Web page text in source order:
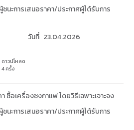
นะการเสนอราคา/ประกาศผู้ได้รับการ
วันที่ 23.04.2026
ดาวน์โหลด
4 ครั้ง
ซื้อเครื่องชงกาแฟ โดยวิธีเฉพาะเจาะจง
นะการเสนอราคา/ประกาศผู้ได้รับการ